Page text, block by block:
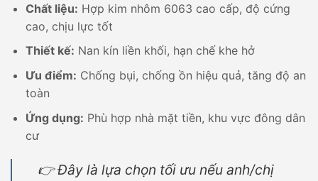
Chất liệu: Hợp kim nhôm 6063 cao cấp, độ cứng
cao, chịu lực tốt
Thiết kế: Nan kín liền khối, hạn chế khe hở
Ưu điểm: Chống bụi, chống ồn hiệu quả, tăng độ an
toàn
Ứng dụng: Phù hợp nhà mặt tiền, khu vực đông dân
cư
👉 Đây là lựa chọn tối ưu nếu anh/chị